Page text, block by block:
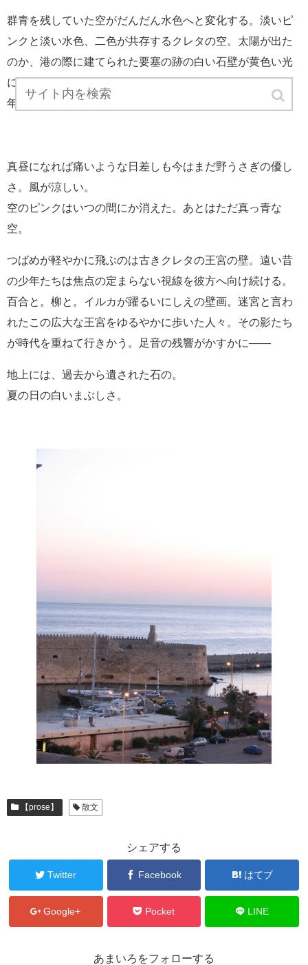
群青を残していた空がだんだん水色へと変化する。淡いピ
ンクと淡い水色、二色が共存するクレタの空。太陽が出た
のか、港の際に建てられた要塞の跡の白い石壁が黄色い光
に照らされる。ああ、あそこには行ってみなければ。何百
年か前の船乗りの足音が聴こえるかもしれない。
真昼になれば痛いような日差しも今はまだ野うさぎの優し
さ。風が涼しい。
空のピンクはいつの間にか消えた。あとはただ真っ青な
空。
つばめが軽やかに飛ぶのは古きクレタの王宮の壁。遠い昔
の少年たちは焦点の定まらない視線を彼方へ向け続ける。
百合と。柳と。イルカが躍るいにしえの壁画。迷宮と言わ
れたこの広大な王宮をゆるやかに歩いた人々。その影たち
が時代を重ねて行きかう。足音の残響がかすかに――
地上には、過去から遺された石の。
夏の日の白いまぶしさ。
【prose】 散文
シェアする
Twitter Facebook はてブ
Google+ Pocket LINE
あまいろをフォローする